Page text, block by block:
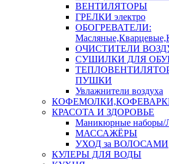
ВЕНТИЛЯТОРЫ
ГРЕЛКИ электро
ОБОГРЕВАТЕЛИ:
ОЧИСТИТЕЛИ
СУШИЛКИ ДЛЯ
ПУШКИ
Увлажнители воздуха
КРАСОТА И ЗДОРОВЬЕ
Маникюрные наборы/
МАССАЖЁРЫ
УХОД за ВОЛОСАМИ
КУЛЕРЫ ДЛЯ ВОДЫ